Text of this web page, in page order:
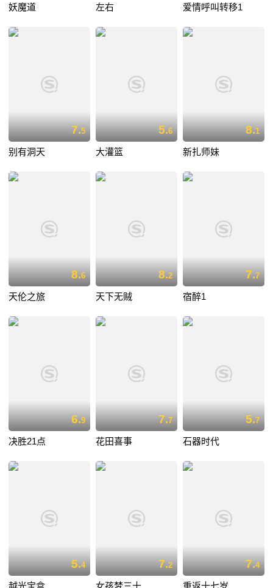
妖魔道 左右 爱情呼叫转移1
7.5
别有洞天
5.6
大灌篮
8.1
新扎师妹
8.6
天伦之旅
8.2
天下无贼
7.7
宿醉1
6.9
决胜21点
7.7
花田喜事
5.7
石器时代
5.4 7.2 7.4